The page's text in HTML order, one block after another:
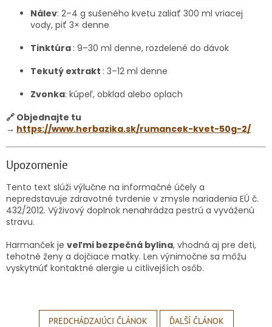
Nálev: 2–4 g sušeného kvetu zaliať 300 ml vriacej
vody, piť 3× denne
Tinktúra : 9–30 ml denne, rozdelené do dávok
Tekutý extrakt : 3–12 ml denne
Zvonka: kúpeľ, obklad alebo oplach
🔗 Objednajte tu
→ https://www.herbazika.sk/rumancek-kvet-50g-2/
Upozornenie
Tento text slúži výlučne na informačné účely a
nepredstavuje zdravotné tvrdenie v zmysle nariadenia EÚ č.
432/2012. Výživový doplnok nenahrádza pestrú a vyváženú
stravu.
Harmanček je veľmi bezpečná bylina, vhodná aj pre deti,
tehotné ženy a dojčiace matky. Len výnimočne sa môžu
vyskytnúť kontaktné alergie u citlivejších osôb.
PREDCHÁDZAJÚCI ČLÁNOK ĎALŠÍ ČLÁNOK